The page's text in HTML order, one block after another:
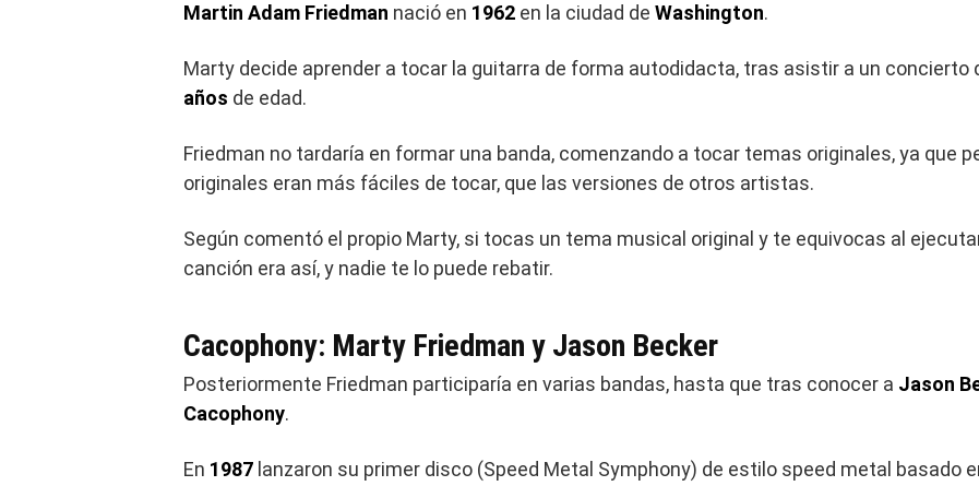
Martin Adam Friedman nació en 1962 en la ciudad de Washington.
Marty decide aprender a tocar la guitarra de forma autodidacta, tras asistir a un concierto
años de edad.
Friedman no tardaría en formar una banda, comenzando a tocar temas originales, ya que
originales eran más fáciles de tocar, que las versiones de otros artistas.
Según comentó el propio Marty, si tocas un tema musical original y te equivocas al
canción era así, y nadie te lo puede rebatir.
Cacophony: Marty Friedman y Jason Becker
Posteriormente Friedman participaría en varias bandas, hasta que tras conocer a Jason
Cacophony.
En 1987 lanzaron su primer disco (Speed Metal Symphony) de estilo speed metal basado